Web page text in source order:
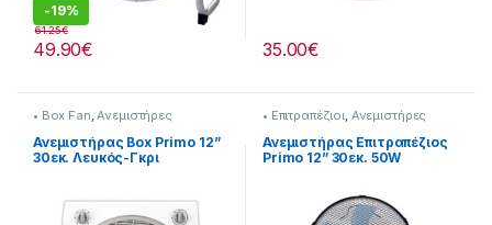
-19%
49.90€
61.25€
35.00€
• Box Fan,Ανεμιστήρες
Ανεμιστήρας Box Primo 12”
30εκ. Λευκός-Γκρι
• Επιτραπέζιοι, Ανεμιστήρες
Ανεμιστήρας Επιτραπέζιος
Primo 12” 30εκ. 50W